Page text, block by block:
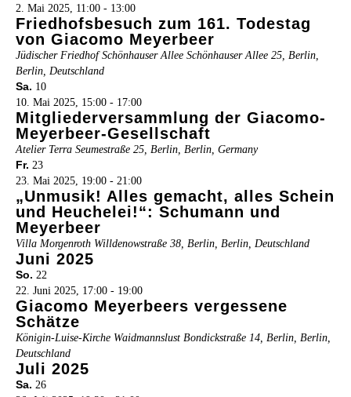
2. Mai 2025, 11:00- 13:00
Friedhofsbesuch zum 161. Todestag
von Giacomo Meyerbeer
Jüdischer Friedhof Schönhauser Allee Schönhauser Allee 25, Berlin,
Berlin, Deutschland
Sa. 10
10. Mai 2025, 15:00- 17:00
Mitgliederversammlung der Giacomo-
Meyerbeer-Gesellschaft
Atelier Terra Seumestraße 25, Berlin, Berlin, Germany
Fr. 23
23. Mai 2025, 19:00- 21:00
„Unmusik! Alles gemacht, alles Schein
und Heuchelei!“: Schumann und
Meyerbeer
Villa Morgenroth Willdenowstraße 38, Berlin, Berlin, Deutschland
Juni 2025
So. 22
22. Juni 2025, 17:00- 19:00
Giacomo Meyerbeers vergessene
Schätze
Königin-Luise-Kirche Waidmannslust Bondickstraße 14, Berlin, Berlin,
Deutschland
Juli 2025
Sa. 26